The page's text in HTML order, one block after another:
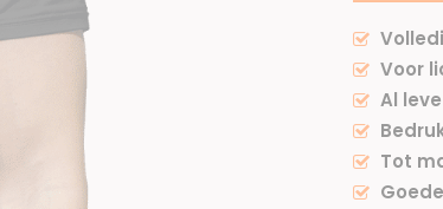
Voor
Al
Tot